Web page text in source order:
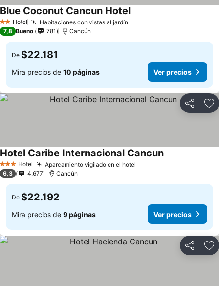
2 Estrellas
Hotel Habitaciones con vistas al jardín
Blue Coconut Cancun Hotel
7,8 Bueno 781 Cancún
De $22.181
Mira precios de 10 páginas Ver precios
Compartir
3 Estrellas
Hotel Aparcamiento vigilado en el hotel
Hotel Caribe Internacional Cancun
6,3 4.677 Cancún
De $22.192
Mira precios de 9 páginas Ver precios
Compartir